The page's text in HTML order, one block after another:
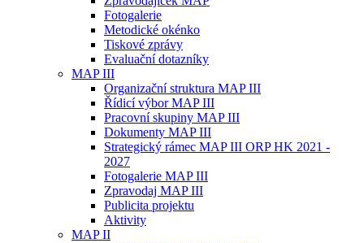
Fotogalerie
Metodické okénko
Tiskové zprávy
Evaluační dotazníky
MAP III
Organizační struktura MAP III
Řídicí výbor MAP III
Pracovní skupiny MAP III
Dokumenty MAP III
Strategický rámec MAP III ORP HK 2021 -
2027
Fotogalerie MAP III
Zpravodaj MAP III
Publicita projektu
Aktivity
MAP II